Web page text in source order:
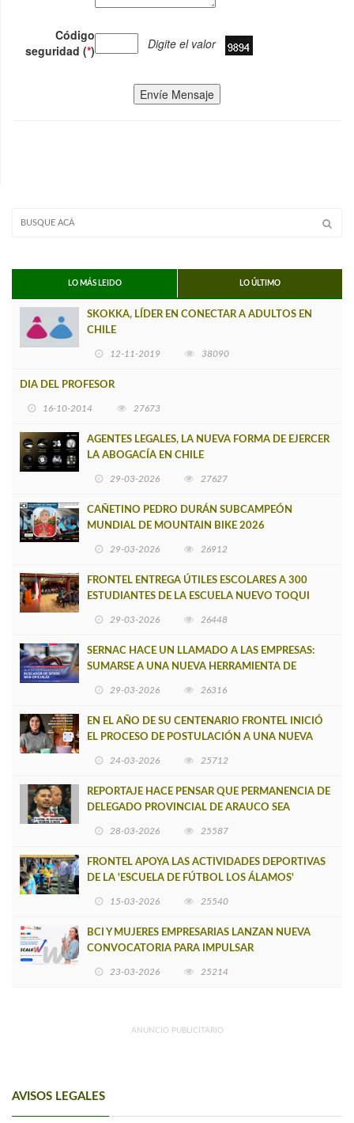
Código
seguridad (*) Digite el valor
Envíe Mensaje
LO MÁS LEIDO LO ÚLTIMO
SKOKKA, LÍDER EN CONECTAR A ADULTOS EN
CHILE
12-11-2019 38090
DIA DEL PROFESOR
16-10-2014 27673
AGENTES LEGALES, LA NUEVA FORMA DE EJERCER
LA ABOGACÍA EN CHILE
29-03-2026 27627
CAÑETINO PEDRO DURÁN SUBCAMPEÓN
MUNDIAL DE MOUNTAIN BIKE 2026
29-03-2026 26912
FRONTEL ENTREGA ÚTILES ESCOLARES A 300
ESTUDIANTES DE LA ESCUELA NUEVO TOQUI
29-03-2026 26448
SERNAC HACE UN LLAMADO A LAS EMPRESAS:
SUMARSE A UNA NUEVA HERRAMIENTA DE
29-03-2026 26316
EN EL AÑO DE SU CENTENARIO FRONTEL INICIÓ
EL PROCESO DE POSTULACIÓN A UNA NUEVA
24-03-2026 25712
REPORTAJE HACE PENSAR QUE PERMANENCIA DE
DELEGADO PROVINCIAL DE ARAUCO SEA
28-03-2026 25587
FRONTEL APOYA LAS ACTIVIDADES DEPORTIVAS
DE LA 'ESCUELA DE FÚTBOL LOS ÁLAMOS'
15-03-2026 25540
BCI Y MUJERES EMPRESARIAS LANZAN NUEVA
CONVOCATORIA PARA IMPULSAR
23-03-2026 25214
ANUNCIO PUBLICITARIO
AVISOS LEGALES